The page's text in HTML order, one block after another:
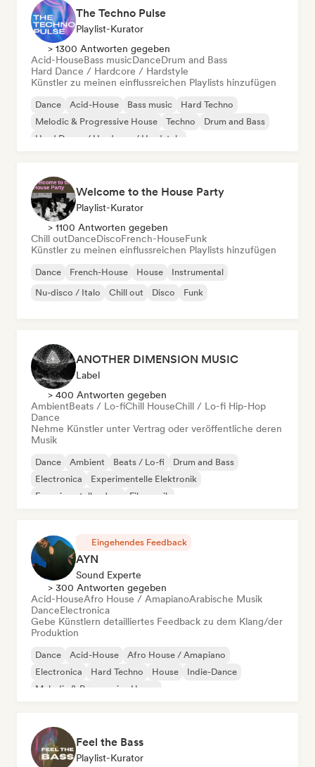
The Techno Pulse
Playlist-Kurator
> 1300 Antworten gegeben
Acid-HouseBass musicDanceDrum and Bass
Hard Dance / Hardcore / Hardstyle
Künstler zu meinen einflussreichen Playlists hinzufügen
Dance Acid-House Bass music
Hard Techno
Melodic & Progressive House
Techno
Drum and Bass
Hard Dance / Hardcore / Hardstyle
Welcome to the House Party
Playlist-Kurator
> 1100 Antworten gegeben
Chill outDanceDiscoFrench-HouseFunk
Künstler zu meinen einflussreichen Playlists hinzufügen
Dance French-House House
Instrumental
Nu-disco / Italo
Chill out Disco Funk
ANOTHER DIMENSION MUSIC
Label
> 400 Antworten gegeben
AmbientBeats / Lo-fiChill HouseChill / Lo-fi Hip-Hop
Dance
Nehme Künstler unter Vertrag oder veröffentliche deren
Musik
Dance Ambient Beats / Lo-fi
Drum and Bass
Electronica
Experimentelle Elektronik
Experimenteller Jazz
Filmmusik
Eingehendes Feedback
AYN
Sound Experte
> 300 Antworten gegeben
Acid-HouseAfro House / AmapianoArabische Musik
DanceElectronica
Gebe Künstlern detailliertes Feedback zu dem Klang/der
Produktion
Dance Acid-House
Afro House / Amapiano
Electronica
Hard Techno House
Indie-Dance
Melodic & Progressive House
Feel the Bass
Playlist-Kurator